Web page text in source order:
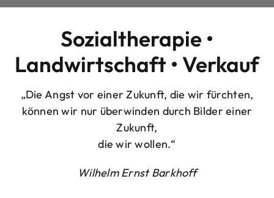
Sozialtherapie •
Landwirtschaft • Verkauf
„Die Angst vor einer Zukunft, die wir fürchten,
können wir nur überwinden durch Bilder einer
Zukunft,
die wir wollen.“
Wilhelm Ernst Barkhoff